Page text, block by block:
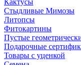
Кактусы
Стыдливые Мимозы
Литопсы
Фитокартины
Пустые
Подарочные
Товары с уценкой